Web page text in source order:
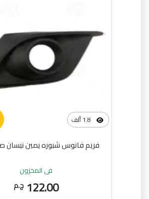
فريم فانوس شبوره يمين نيسان صني 2011
في المخزون
122.00 ج.م